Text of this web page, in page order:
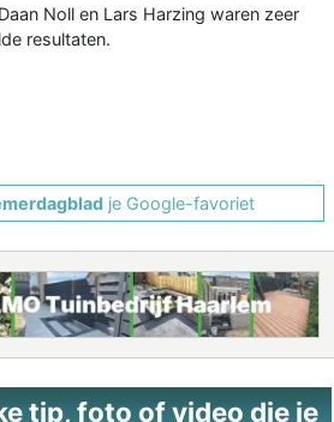
Noll en Lars Harzing waren zeer
resultaten.
je Google-favoriet
tip, foto of video die je